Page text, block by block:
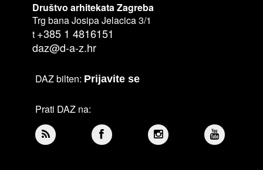
Društvo arhitekata Zagreba
Trg bana Josipa Jelacica 3/1
t +385 1 4816151
daz@d-a-z.hr
DAZ bilten: Prijavite se
Prati DAZ na: